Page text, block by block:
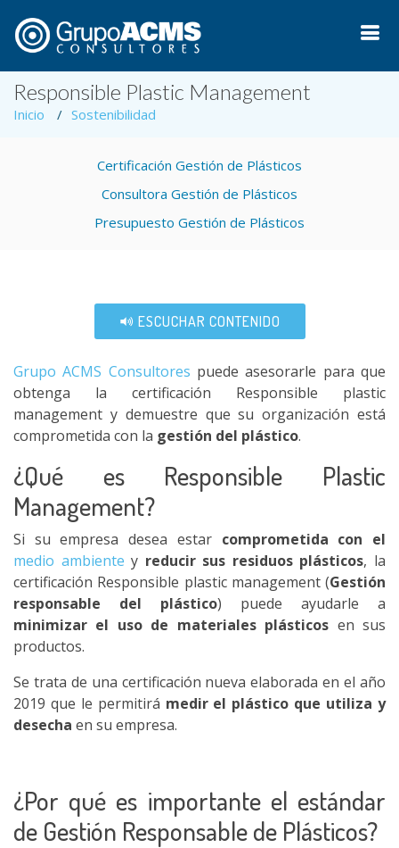
Responsible Plastic Management
Inicio Sostenibilidad
Certificación Gestión de Plásticos
Consultora Gestión de Plásticos
Presupuesto Gestión de Plásticos
ESCUCHAR CONTENIDO
Grupo ACMS Consultores puede asesorarle para que
obtenga la certificación Responsible plastic
management y demuestre que su organización está
comprometida con la gestión del plástico.
¿Qué es Responsible Plastic
Management?
Si su empresa desea estar comprometida con el
medio ambiente y reducir sus residuos plásticos, la
certificación Responsible plastic management (Gestión
responsable del plástico) puede ayudarle a
minimizar el uso de materiales plásticos en sus
productos.
Se trata de una certificación nueva elaborada en el año
2019 que le permitirá medir el plástico que utiliza y
desecha en su empresa.
¿Por qué es importante el estándar
de Gestión Responsable de Plásticos?